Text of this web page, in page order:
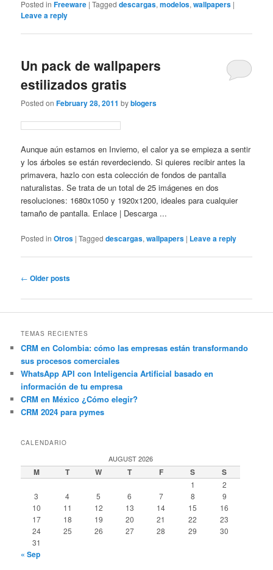
Posted in Freeware |Tagged descargas,modelos,wallpapers |
Leave a reply
Un pack de wallpapers
estilizados gratis
Posted onFebruary 28, 2011 byblogers
Aunque aún estamos en Invierno, el calor ya se empieza a sentir
y los árboles se están reverdeciendo. Si quieres recibir antes la
primavera, hazlo con esta colección de fondos de pantalla
naturalistas. Se trata de un total de 25 imágenes en dos
resoluciones: 1680x1050 y 1920x1200, ideales para cualquier
tamaño de pantalla. Enlace | Descarga ...
Posted in Otros |Tagged descargas,wallpapers | Leave a reply
Post
← Older posts
TEMAS RECIENTES
CRM en Colombia: cómo las empresas están transformando
sus procesos comerciales
WhatsApp API con Inteligencia Artificial basado en
información de tu empresa
CRM en México ¿Cómo elegir?
CRM 2024 para pymes
CALENDARIO
AUGUST 2026
M T W T F S S
1
2
3
4 5 6 7 8
9
10
11 12 13 14 15
16
17
18 19 20 21 22
23
24
25 26 27 28 29
30
31
« Sep